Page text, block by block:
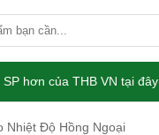
hơn của THB VN tại đây
Nhiệt Độ Hồng Ngoại